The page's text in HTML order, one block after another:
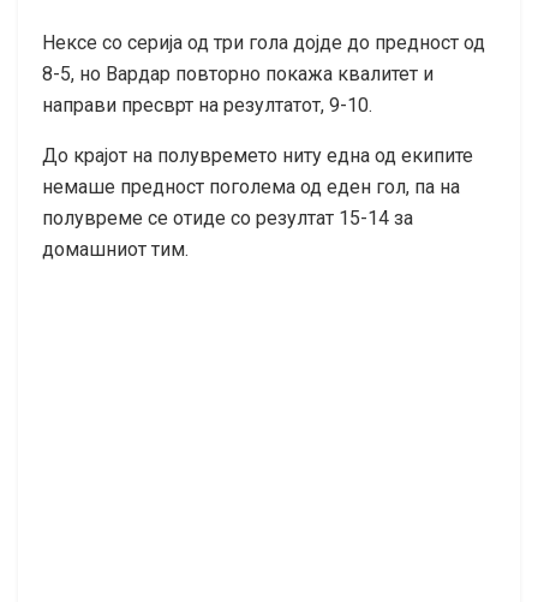
Нексе со серија од три гола дојде до предност од
8-5, но Вардар повторно покажа квалитет и
направи пресврт на резултатот, 9-10.
До крајот на полувремето ниту една од екипите
немаше предност поголема од еден гол, па на
полувреме се отиде со резултат 15-14 за
домашниот тим.